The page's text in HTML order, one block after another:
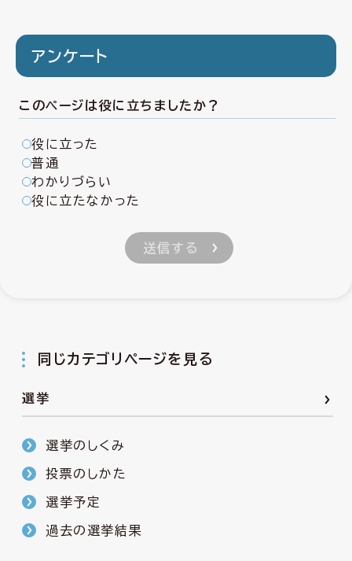
アンケート
このページは役に立ちましたか？
役に立った
普通
わかりづらい
役に立たなかった
同じカテゴリページを見る
選挙
選挙のしくみ
投票のしかた
選挙予定
過去の選挙結果